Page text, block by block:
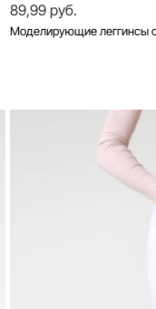
89,99 руб.
Моделирующие леггинсы